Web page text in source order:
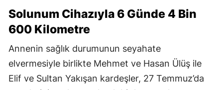
Solunum Cihazıyla 6 Günde 4 Bin
600 Kilometre
Annenin sağlık durumunun seyahate
elvermesiyle birlikte Mehmet ve Hasan Ülüş ile
Elif ve Sultan Yakışan kardeşler, 27 Temmuz’da